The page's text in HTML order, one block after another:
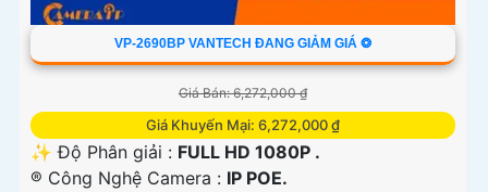
VP-2690BP VANTECH ĐANG GIẢM GIÁ ❂
Giá Bán: 6,272,000 ₫
Giá Khuyến Mại: 6,272,000 ₫
✨ Độ Phân giải : FULL HD 1080P .
®️ Công Nghệ Camera : IP POE.